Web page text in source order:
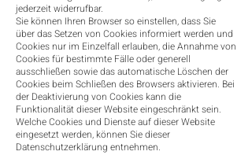
jederzeit widerrufbar.
Sie können Ihren Browser so einstellen, dass Sie
über das Setzen von Cookies informiert werden und
Cookies nur im Einzelfall erlauben, die Annahme von
Cookies für bestimmte Fälle oder generell
ausschließen sowie das automatische Löschen der
Cookies beim Schließen des Browsers aktivieren. Bei
der Deaktivierung von Cookies kann die
Funktionalität dieser Website eingeschränkt sein.
Welche Cookies und Dienste auf dieser Website
eingesetzt werden, können Sie dieser
Datenschutzerklärung entnehmen.